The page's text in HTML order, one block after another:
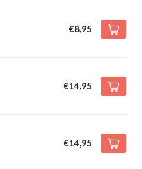
€8,95
€14,95
€14,95